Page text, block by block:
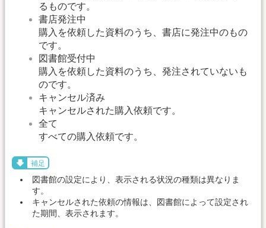
るものです。
書店発注中
購入を依頼した資料のうち、書店に発注中のもの
です。
図書館受付中
購入を依頼した資料のうち、発注されていないも
のです。
キャンセル済み
キャンセルされた購入依頼です。
全て
すべての購入依頼です。
補足
図書館の設定により、表示される状況の種類は異なりま
す。
キャンセルされた依頼の情報は、図書館によって設定され
た期間、表示されます。